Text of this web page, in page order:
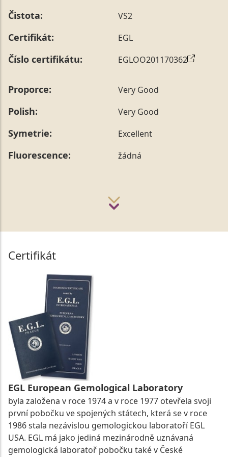
Čistota: VS2
Certifikát: EGL
Číslo certifikátu: EGLOO201170362
Proporce: Very Good
Polish: Very Good
Symetrie: Excellent
Fluorescence: žádná
Certifikát
EGL European Gemological Laboratory
byla založena v roce 1974 a v roce 1977 otevřela svoji
první pobočku ve spojených státech, která se v roce
1986 stala nezávislou gemologickou laboratoří EGL
USA. EGL má jako jediná mezinárodně uznávaná
gemologická laboratoř pobočku také v České